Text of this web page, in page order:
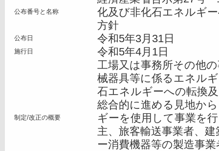
公布番号と名称
化及び非化石エネルギ
方針
公布日 令和5年3月31日
施行日 令和5年4月1日
制定/改正の概要
工場又は事務所その他
械器具等に係るエネル
石エネルギーへの転換
総合的に進める見地か
ギーを使用して事業を
主、旅客輸送事業者、
ー消費機器等の製造事